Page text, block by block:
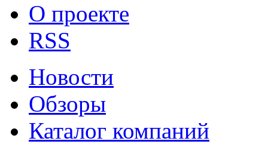
О проекте
RSS
Новости
Обзоры
Каталог компаний